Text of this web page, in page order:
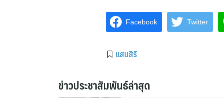
Facebook Twitter
แสนสิริ
ข่าวประชาสัมพันธ์ล่าสุด